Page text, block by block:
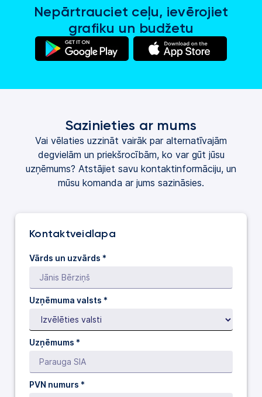
Nepārtrauciet ceļu, ievērojiet
grafiku un budžetu
Sazinieties ar mums
Vai vēlaties uzzināt vairāk par alternatīvajām
degvielām un priekšrocībām, ko var gūt jūsu
uzņēmums? Atstājiet savu kontaktinformāciju, un
mūsu komanda ar jums sazināsies.
Kontaktveidlapa
Vārds un uzvārds *
Uzņēmuma valsts *
Uzņēmums *
PVN numurs *